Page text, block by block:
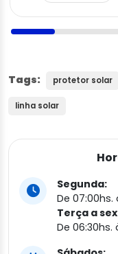
Tags: protetor solar
linha solar
Segunda:
De 07:00hs.
Terça a
De 06:30hs.